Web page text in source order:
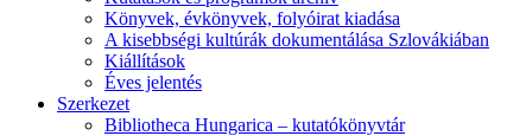
Könyvek, évkönyvek, folyóirat kiadása
A kisebbségi kultúrák dokumentálása Szlovákiában
Kiállítások
Éves jelentés
Szerkezet
Bibliotheca Hungarica – kutatókönyvtár